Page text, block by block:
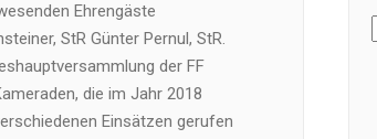
Ehrengäste
StR Günter Pernul, StR.
der FF
die im Jahr 2018
Einsätzen gerufen